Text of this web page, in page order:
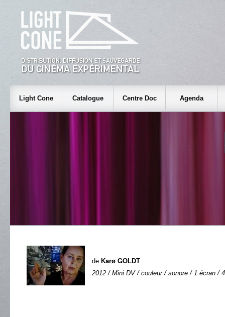
Light Cone Catalogue Centre Doc Agenda
de Karø GOLDT
2012 / Mini DV / couleur / sonore / 1 écran /